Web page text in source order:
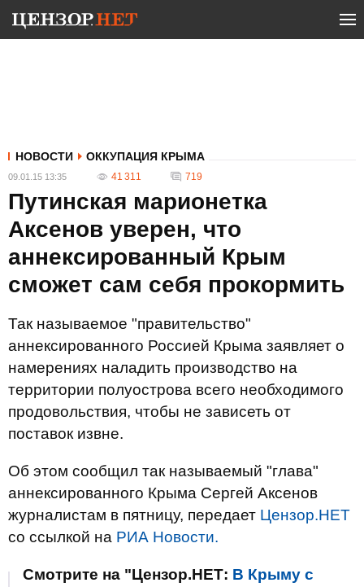
НОВОСТИ ОККУПАЦИЯ КРЫМА
09.01.15 13:35 41 311 719
Путинская марионетка
Аксенов уверен, что
аннексированный Крым
сможет сам себя прокормить
Так называемое "правительство"
аннексированного Россией Крыма заявляет о
намерениях наладить производство на
территории полуострова всего необходимого
продовольствия, чтобы не зависеть от
поставок извне.
Об этом сообщил так называемый "глава"
аннексированного Крыма Сергей Аксенов
журналистам в пятницу, передает Цензор.НЕТ
со ссылкой на РИА Новости.
Смотрите на "Цензор.НЕТ: В Крыму с